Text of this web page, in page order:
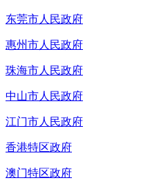
东莞市人民政府
惠州市人民政府
珠海市人民政府
中山市人民政府
江门市人民政府
香港特区政府
澳门特区政府